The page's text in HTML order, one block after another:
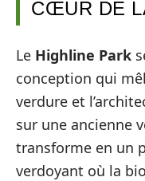
CŒUR DE
Le Highline Park
conception qui
verdure et
sur une ancienne
transforme en un
verdoyant où la